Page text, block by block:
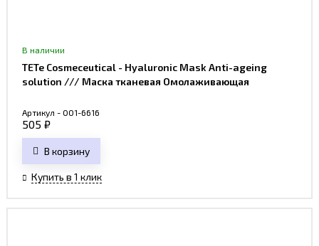
В наличии
TETe Cosmeceutical - Hyaluronic Mask Anti-ageing
solution /// Маска тканевая Омолаживающая
Артикул - 001-6616
505 ₽
В корзину
Купить в 1 клик